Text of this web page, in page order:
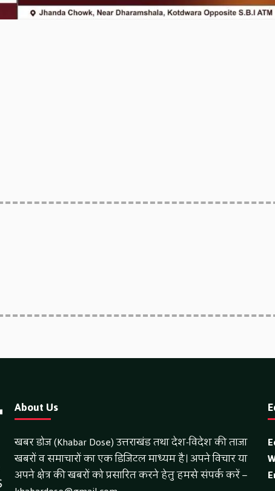
About Us
खबर डोज (Khabar Dose) उत्तराखंड तथा देश-विदेश की ताजा
खबरों व समाचारों का एक डिजिटल माध्यम है। अपने विचार या
अपने क्षेत्र की खबरों को प्रसारित करने हेतु हमसे संपर्क करें –